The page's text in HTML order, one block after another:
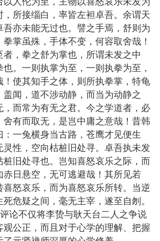
，所接缁白，率皆左袒卓吾。余谓天
吾亦未能无过也。譬之手焉，舒则为
掌虽殊，手体不变，何容取舍哉！
者，拳之舒为掌也，所谓未发之中
。一则执掌为至，一则执拳为至，
！使其知手之体，则所执拳掌，特龟
盖闻，道不涉动静，而当为动静之
，而常为有无之君。今之学道者，必
舍有而取无，是岂中庸之意哉！昔韩
：一兔横身当古路，苍鹰才见便生
灵性，空向枯桩旧处寻。卓吾执未发
桩旧处寻也。岂知喜怒哀乐之际，而
赤日悬空，无可逃避哉！其所见若
喜怒哀乐，而为喜怒哀乐所转。当逆
危疑之间，毫无主宰，遂至自刎。
论不仅将李贽与耿天台二人之争说
观公正，而且对于心学的理解、把握